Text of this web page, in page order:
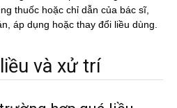
thuốc hoặc chỉ dẫn của bác sĩ,
áp dụng hoặc thay đổi liều dùng.
và xử trí